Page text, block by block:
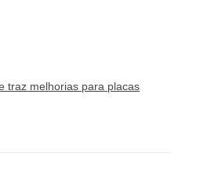
traz melhorias para placas